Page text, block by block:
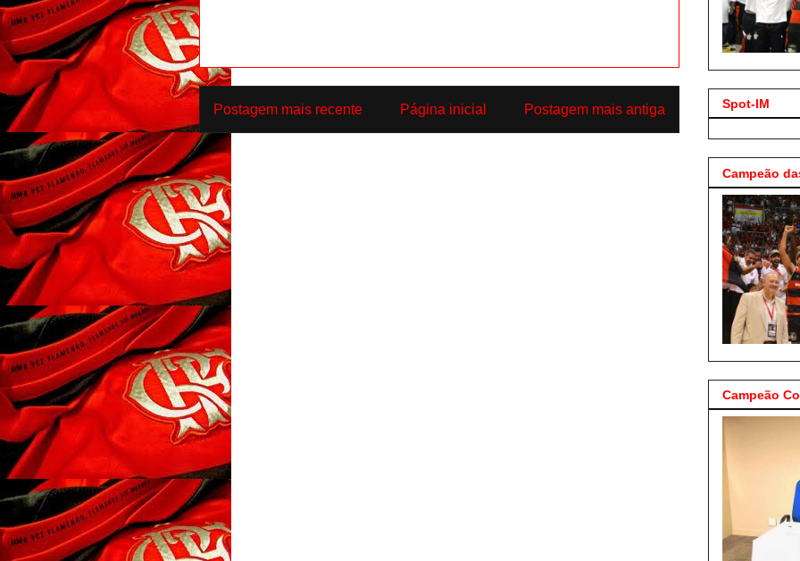
Postagem mais recente Postagem mais antiga
Página inicial Spot-IM
Campeão
Campeão